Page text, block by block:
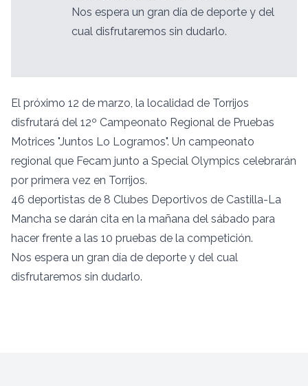
Nos espera un gran día de deporte y del
cual disfrutaremos sin dudarlo.
El próximo 12 de marzo, la localidad de Torrijos
disfrutará del 12º Campeonato Regional de Pruebas
Motrices "Juntos Lo Logramos". Un campeonato
regional que Fecam junto a Special Olympics celebrarán
por primera vez en Torrijos.
46 deportistas de 8 Clubes Deportivos de Castilla-La
Mancha se darán cita en la mañana del sábado para
hacer frente a las 10 pruebas de la competición.
Nos espera un gran día de deporte y del cual
disfrutaremos sin dudarlo.